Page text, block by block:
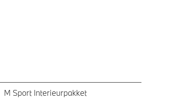
M Sport Interieurpakket